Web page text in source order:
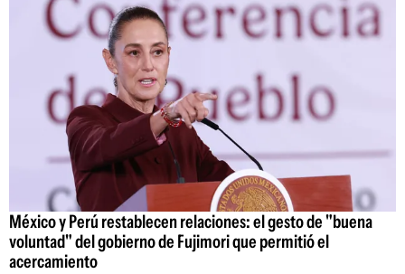
México y Perú restablecen relaciones: el gesto de "buena
voluntad" del gobierno de Fujimori que permitió el
acercamiento